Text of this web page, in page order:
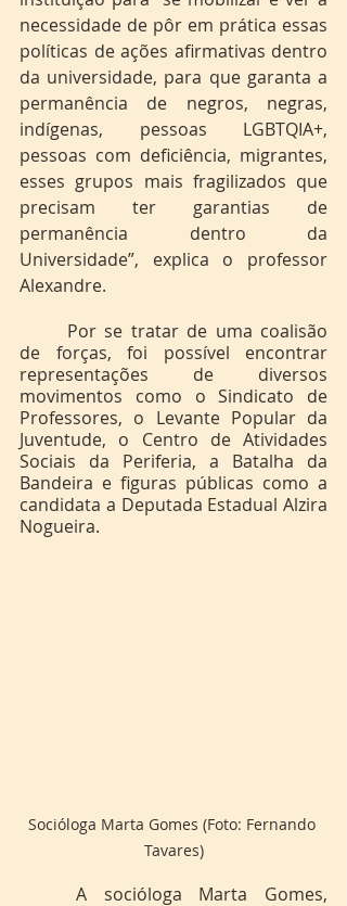
necessidade de pôr em prática essas
políticas de ações afirmativas dentro
da universidade, para que garanta a
permanência de negros, negras,
indígenas, pessoas LGBTQIA+,
pessoas com deficiência, migrantes,
esses grupos mais fragilizados que
precisam ter garantias de
permanência dentro da
Universidade”, explica o professor
Alexandre.
de forças, foi possível encontrar
representações de diversos
movimentos como o Sindicato de
Professores, o Levante Popular da
Juventude, o Centro de Atividades
Sociais da Periferia, a Batalha da
Bandeira e figuras públicas como a
candidata a Deputada Estadual Alzira
Nogueira.
Socióloga Marta Gomes (Foto: Fernando
Tavares)